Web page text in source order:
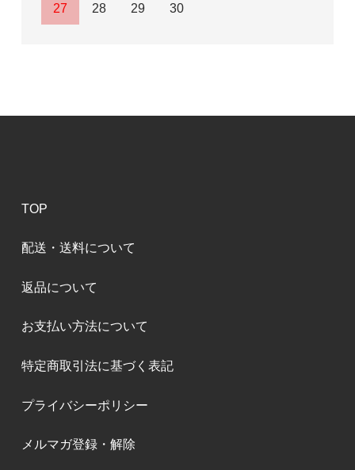
27 28 29 30
TOP
配送・送料について
返品について
お支払い方法について
特定商取引法に基づく表記
プライバシーポリシー
メルマガ登録・解除